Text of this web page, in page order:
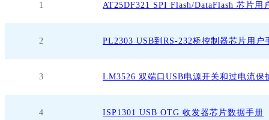
1 AT25DF321 SPI Flash/DataFlash 芯片用
2 PL2303 USB到RS-232桥控制器芯片用户
3 LM3526 双端口USB电源开关和过电流保
4 ISP1301 USB OTG 收发器芯片数据手册